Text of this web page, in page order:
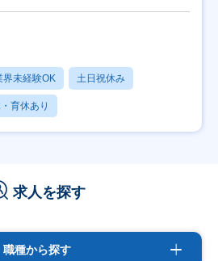
界未経験OK 土日祝休み
育休あり
求人を探す
職種から探す